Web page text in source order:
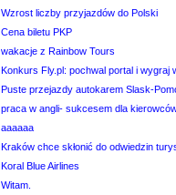
Wzrost liczby przyjazdów do Polski
Cena biletu PKP
wakacje z Rainbow Tours
Konkurs Fly.pl: pochwal portal i wygraj
Puste przejazdy autokarem Slask-
praca w angli- sukcesem dla
aaaaaa
Kraków chce skłonić do odwiedzin
Koral Blue Airlines
Witam.